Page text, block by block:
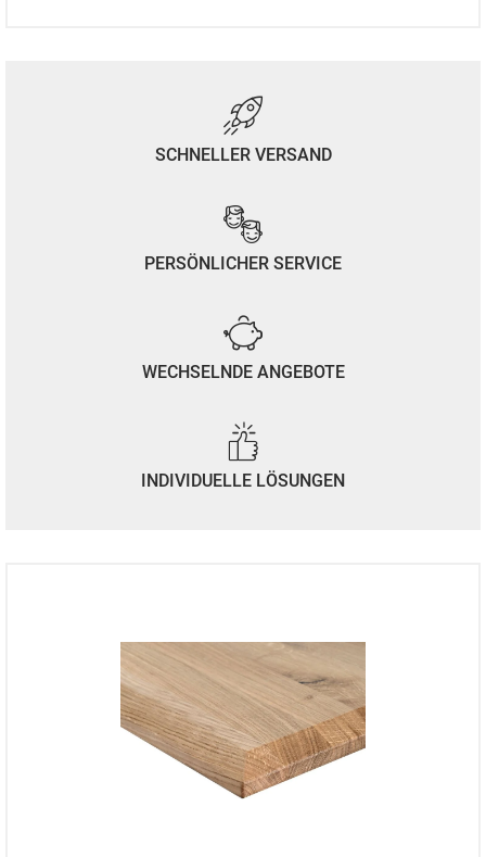
SCHNELLER VERSAND
PERSÖNLICHER SERVICE
WECHSELNDE ANGEBOTE
INDIVIDUELLE LÖSUNGEN